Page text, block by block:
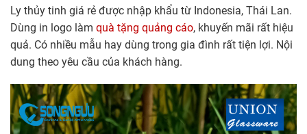
Ly thủy tinh giá rẻ được nhập khẩu từ Indonesia, Thái Lan.
Dùng in logo làm quà tặng quảng cáo, khuyến mãi rất hiệu
quả. Có nhiều mẫu hay dùng trong gia đình rất tiện lợi. Nội
dung theo yêu cầu của khách hàng.